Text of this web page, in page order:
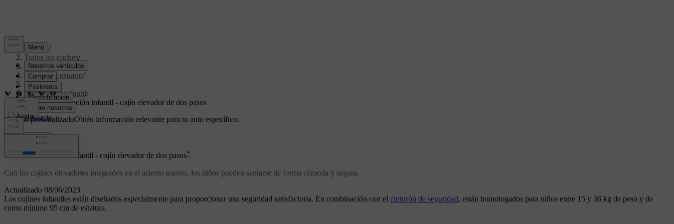
Soporte/
Todos los coches/
V70 2016 /
Manual de usuario/
Seguridad/
Seguridad infantil/
Sistema de retención infantil - cojín elevador de dos pasos
Soporte personalizadoObtén información relevante para tu auto específico.
Iniciar sesión
Actualizado 08/06/2023
Sistema de retención infantil - cojín elevador de dos pasos*
Con los cojines elevadores integrados en el asiento trasero, los niños pueden sentarse de forma cómoda y segura.
Los cojines infantiles están diseñados especialmente para proporcionar una seguridad satisfactoria. En combinación con el cinturón de seguridad, están homologados para niños entre 15 y 36 kg de peso y de
como mínimo 95 cm de estatura.